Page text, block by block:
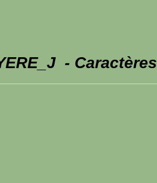
- Caractères